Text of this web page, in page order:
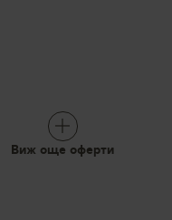
Виж още оферти